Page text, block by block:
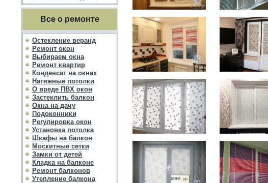
Все о ремонте
Остекление веранд
Ремонт окон
Выбираем окна
Ремонт квартир
Конденсат на окнах
Натяжные потолки
О вреде ПВХ окон
Застеклить балкон
Окна на дачу
Подоконники
Регулировка окон
Установка потолка
Шкафы на балкон
Москитные сетки
Замки от детей
Кладка на балконе
Ремонт балконов
Утепление балкона